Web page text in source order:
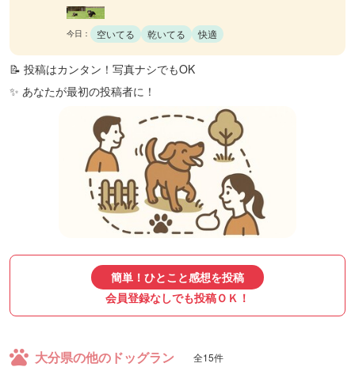
今日： 空いてる 乾いてる 快適
📝 投稿はカンタン！写真ナシでもOK
✨ あなたが最初の投稿者に！
簡単！ひとこと感想を投稿
会員登録なしでも投稿ＯＫ！
大分県の他のドッグラン 全15件